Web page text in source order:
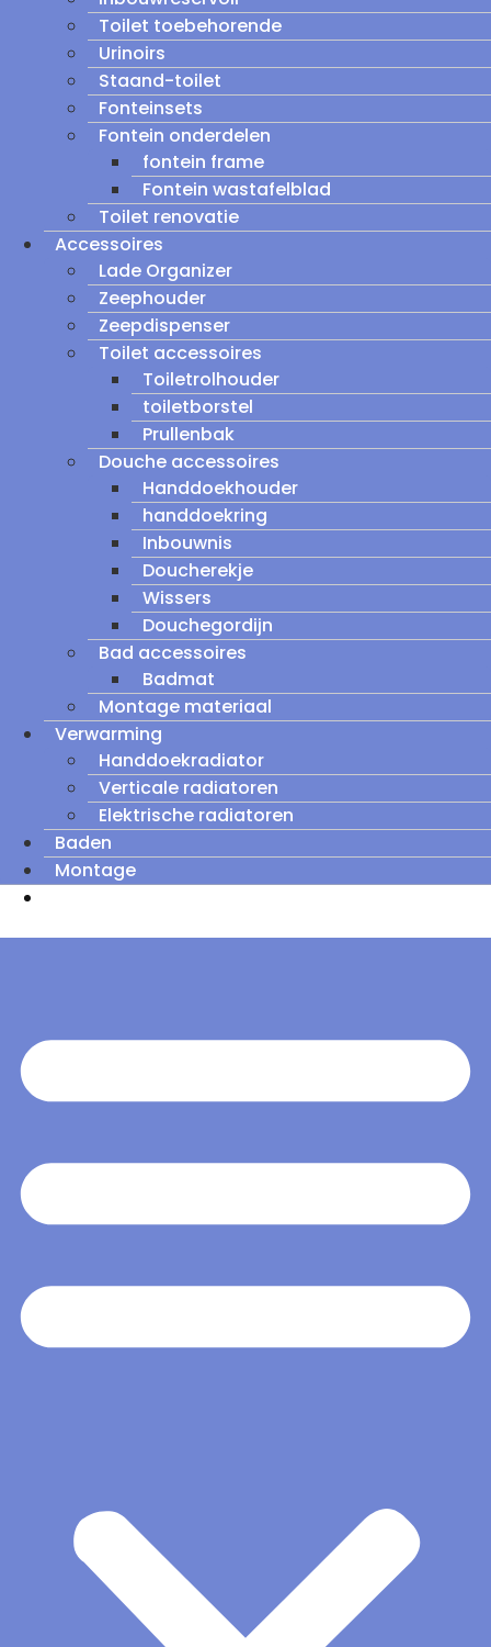
Toilet toebehorende
Urinoirs
Staand-toilet
Fonteinsets
Fontein onderdelen
fontein frame
Fontein wastafelblad
Toilet renovatie
Accessoires
Lade Organizer
Zeephouder
Zeepdispenser
Toilet accessoires
Toiletrolhouder
toiletborstel
Prullenbak
Douche accessoires
Handdoekhouder
handdoekring
Inbouwnis
Doucherekje
Wissers
Douchegordijn
Bad accessoires
Badmat
Montage materiaal
Verwarming
Handdoekradiator
Verticale radiatoren
Elektrische radiatoren
Baden
Montage